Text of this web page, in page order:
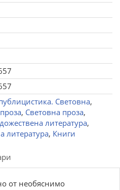
Световна,
, Световна проза,
литература,
литература, Книги
от необяснимо